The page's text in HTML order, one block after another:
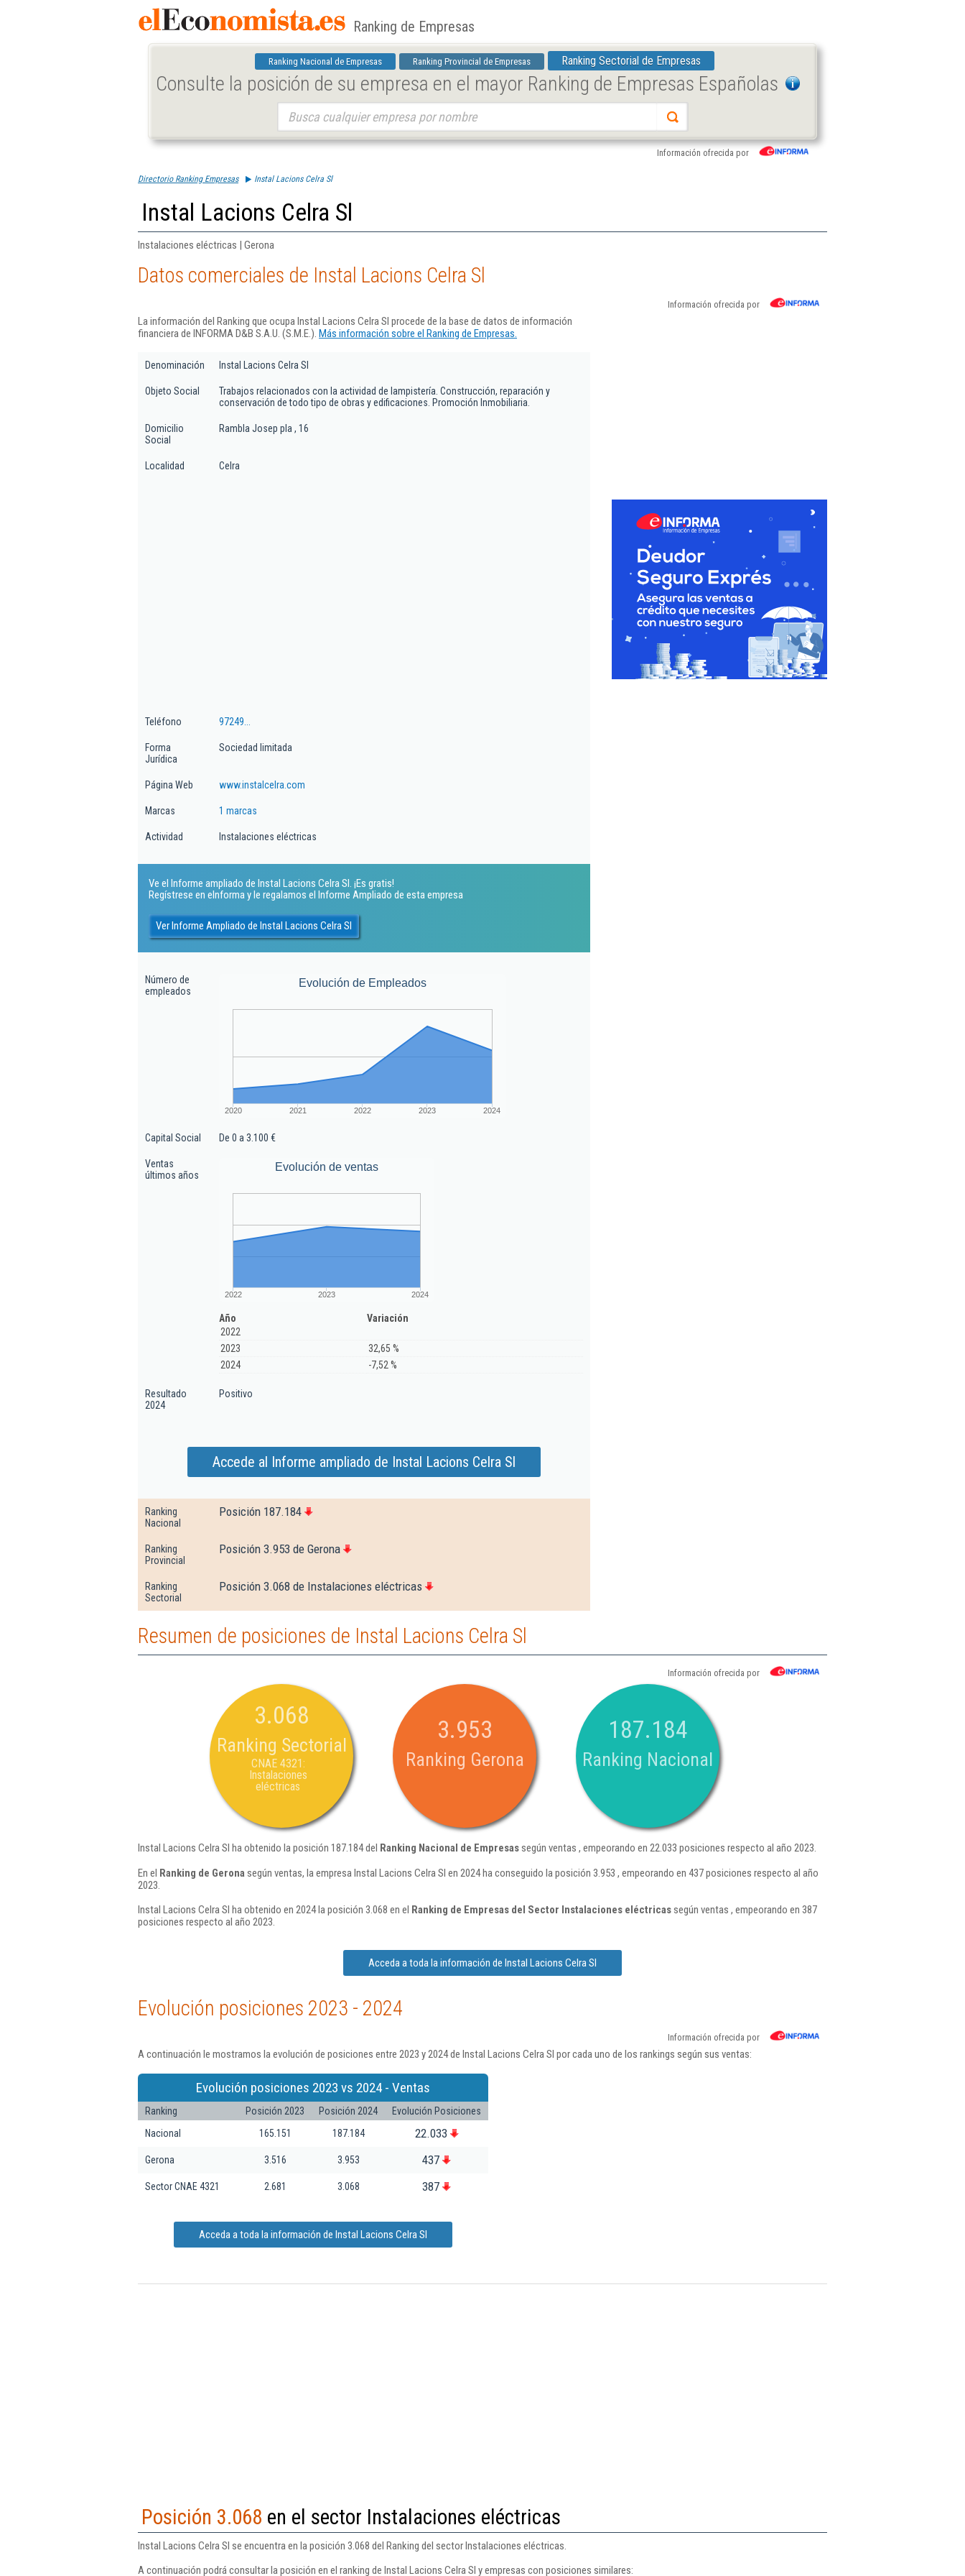
Ranking de Empresas
Ranking Nacional de Empresas Ranking Provincial de Empresas Ranking Sectorial de Empresas
Consulte la posición de su empresa en el mayor Ranking de Empresas Españolas
Información ofrecida por
Directorio Ranking Empresas Instal Lacions Celra Sl
Instal Lacions Celra Sl
Instalaciones eléctricas | Gerona
Datos comerciales de Instal Lacions Celra Sl
Información ofrecida por
La información del Ranking que ocupa Instal Lacions Celra Sl procede de la base de datos de información
financiera de INFORMA D&B S.A.U. (S.M.E.). Más información sobre el Ranking de Empresas.
Denominación Instal Lacions Celra Sl
Objeto Social
Trabajos relacionados con la actividad de lampistería. Construcción, reparación y
conservación de todo tipo de obras y edificaciones. Promoción Inmobiliaria.
Domicilio
Social
Rambla Josep pla , 16
Localidad Celra
Teléfono 97249...
Forma
Jurídica
Sociedad limitada
Página Web www.instalcelra.com
Marcas 1 marcas
Actividad Instalaciones eléctricas
Ve el Informe ampliado de Instal Lacions Celra Sl. ¡Es gratis!
Regístrese en eInforma y le regalamos el Informe Ampliado de esta empresa
Ver Informe Ampliado de Instal Lacions Celra Sl
Número de
empleados
Evolución de Empleados
2020 2021 2022 2023 2024
Capital Social De 0 a 3.100 €
Ventas
últimos años
Evolución de ventas
2022 2023 2024
Año
Variación
2022
2023
32,65 %
2024
-7,52 %
Resultado
2024
Positivo
Accede al Informe ampliado de Instal Lacions Celra Sl
Ranking
Nacional
Posición 187.184
Ranking
Provincial
Posición 3.953 de Gerona
Ranking
Sectorial
Posición 3.068 de Instalaciones eléctricas
Resumen de posiciones de Instal Lacions Celra Sl
Información ofrecida por
3.068
Ranking Sectorial
CNAE 4321:
Instalaciones
eléctricas
3.953
Ranking Gerona
187.184
Ranking Nacional
Instal Lacions Celra Sl ha obtenido la posición 187.184 del Ranking Nacional de Empresassegún ventas , empeorando en 22.033 posiciones respecto al año 2023.
En el Ranking de Gerona según ventas, la empresa Instal Lacions Celra Sl en 2024 ha conseguido la posición 3.953 , empeorando en 437 posiciones respecto al año
2023.
Instal Lacions Celra Sl ha obtenido en 2024 la posición 3.068 en el Ranking de Empresas del Sector Instalaciones eléctricassegún ventas , empeorando en 387
posiciones respecto al año 2023.
Acceda a toda la información de Instal Lacions Celra Sl
Evolución posiciones 2023 - 2024
Información ofrecida por
A continuación le mostramos la evolución de posiciones entre 2023 y 2024 de Instal Lacions Celra Sl por cada uno de los rankings según sus ventas:
Evolución posiciones 2023 vs 2024 - Ventas
Ranking Posición 2023 Posición 2024
Evolución Posiciones
Nacional
165.151 187.184 22.033
Gerona 3.516 3.953 437
Sector CNAE 4321 2.681 3.068 387
Acceda a toda la información de Instal Lacions Celra Sl
Posición 3.068 en el sector Instalaciones eléctricas
Instal Lacions Celra Sl se encuentra en la posición 3.068 del Ranking del sector Instalaciones eléctricas.
A continuación podrá consultar la posición en el ranking de Instal Lacions Celra Sl y empresas con posiciones similares: